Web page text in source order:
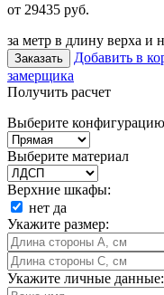
от 29435 руб.
за метр в длину верха и
Заказать Добавить в
замерщика
Получить расчет
Выберите конфигурацию
Выберите материал
Верхние шкафы:
нет да
Укажите размер:
Укажите личные данные: